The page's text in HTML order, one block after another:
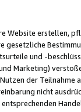
Website erstellen,
gesetzliche
und -
Marketing)
der
nicht